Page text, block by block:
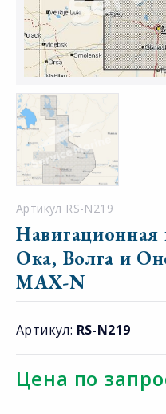
Артикул RS-N219
Навигационная
Ока, Волга и
MAX-N
Артикул: RS-N219
Цена по